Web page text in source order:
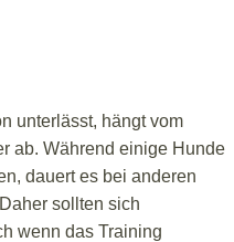
unterlässt, hängt vom
ab. Während einige Hunde
dauert es bei anderen
sollten sich
wenn das Training